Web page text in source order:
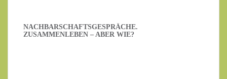
NACHBARSCHAFTSGESPRÄCHE.
ZUSAMMENLEBEN – ABER WIE?